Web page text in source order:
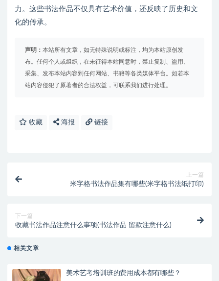
力。这些书法作品不仅具有艺术价值，还反映了历史和文
化的传承。
声明： 本站所有文章，如无特殊说明或标注，均为本站原创发
布。任何个人或组织，在未征得本站同意时，禁止复制、盗用、
采集、发布本站内容到任何网站、书籍等各类媒体平台。如若本
站内容侵犯了原著者的合法权益，可联系我们进行处理。
收藏 海报 链接
上一篇
米字格书法作品集有哪些(米字格书法纸打印)
下一篇
收藏书法作品注意什么事项(书法作品 留款注意什么)
相关文章
美术艺考培训班的费用成本都有哪些？